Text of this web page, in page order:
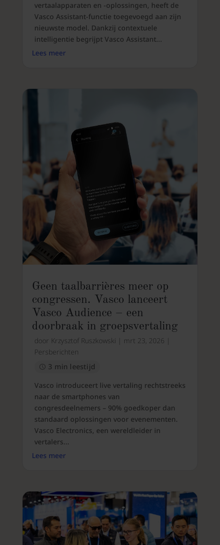
vertaalapparaten en -oplossingen, heeft de
Vasco Assistant-functie toegevoegd aan zijn
nieuwste model. Dankzij contextuele
intelligentie begrijpt Vasco Assistant...
Lees meer
Geen taalbarrières meer op
congressen. Vasco lanceert
Vasco Audience – een
doorbraak in groepsvertaling
door Krzysztof Ruszkowski mrt 23, 2026
Persberichten
3 min leestijd
Vasco introduceert live vertaling rechtstreeks
naar de smartphones van
congresdeelnemers – 90% goedkoper dan
standaard oplossingen voor evenementen.
Vasco Electronics, een wereldleider in
vertalers...
Lees meer